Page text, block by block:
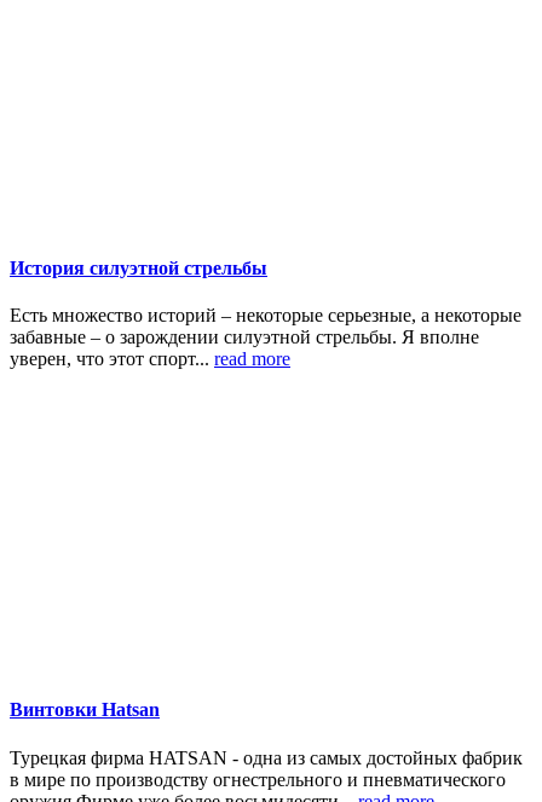
История силуэтной стрельбы
Есть множество историй – некоторые серьезные, а некоторые
забавные – о зарождении силуэтной стрельбы. Я вполне
уверен, что этот спорт... read more
Винтовки Hatsan
Турецкая фирма HATSAN - одна из самых достойных фабрик
в мире по производству огнестрельного и пневматического